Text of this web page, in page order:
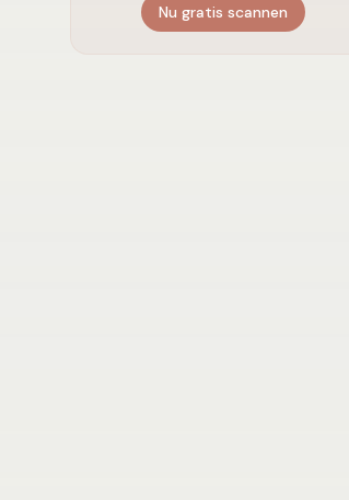
Nu gratis scannen